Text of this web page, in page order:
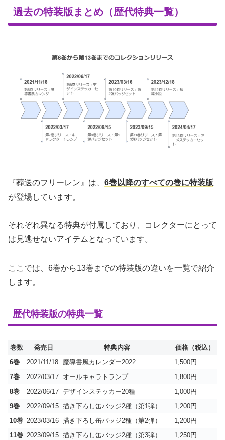
過去の特装版まとめ（歴代特典一覧）
『葬送のフリーレン』は、 6巻以降のすべての巻に特装版
が登場しています。
それぞれ異なる特典が付属しており、コレクターにとって
は見逃せないアイテムとなっています。
ここでは、6巻から13巻までの特装版の違いを一覧で紹介
します。
歴代特装版の特典一覧
巻数 発売日 特典内容
価格（税込）
6巻
2021/11/18 魔導書風カレンダー2022
1,500円
7巻
2022/03/17 オールキャラトランプ
1,800円
8巻
2022/06/17 デザインステッカー20種
1,000円
9巻
2022/09/15 描き下ろし缶バッジ2種（第1弾）
1,200円
10巻 2023/03/16 描き下ろし缶バッジ2種（第2弾）
1,200円
11巻 2023/09/15 描き下ろし缶バッジ2種（第3弾）
1,250円